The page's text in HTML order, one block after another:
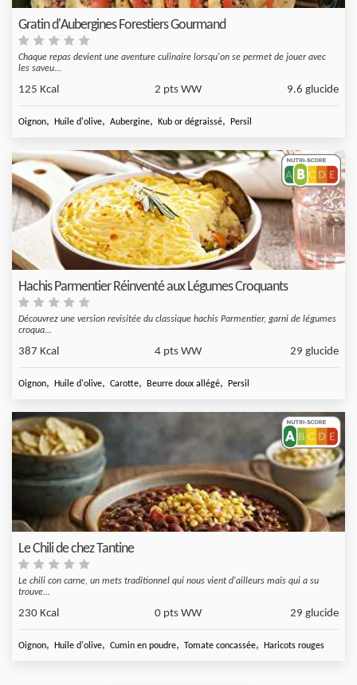
Gratin d'Aubergines Forestiers Gourmand
Chaque repas devient une aventure culinaire lorsqu'on se permet de jouer avec
les saveu...
125 Kcal 2 pts WW 9.6 glucide
Oignon, Huile d'olive, Aubergine, Kub or dégraissé, Persil
Hachis Parmentier Réinventé aux Légumes Croquants
Découvrez une version revisitée du classique hachis Parmentier, garni de légumes
croqua...
387 Kcal 4 pts WW 29 glucide
Oignon, Huile d'olive, Carotte, Beurre doux allégé, Persil
Le Chili de chez Tantine
Le chili con carne, un mets traditionnel qui nous vient d'ailleurs mais qui a su
trouve...
230 Kcal 0 pts WW 29 glucide
Oignon, Huile d'olive, Cumin en poudre, Tomate concassée, Haricots rouges